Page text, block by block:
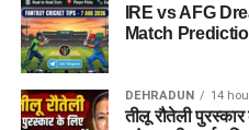
IRE vs AFG
Match
DEHRADUN 14
तीलू रौतेली